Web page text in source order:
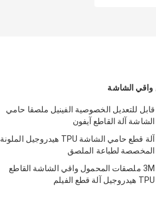
واقي الشاشة
قابل للتعديل الخصوصية الفينيل ملصقا حامي
الشاشة آلة القاطع آيفون
آلة قطع حامي الشاشة TPU هيدروجيل الملونة
المخصصة لطباعة الملصق
3M ملصقات المحمول واقي الشاشة القاطع
TPU هيدروجيل آلة قطع الفيلم